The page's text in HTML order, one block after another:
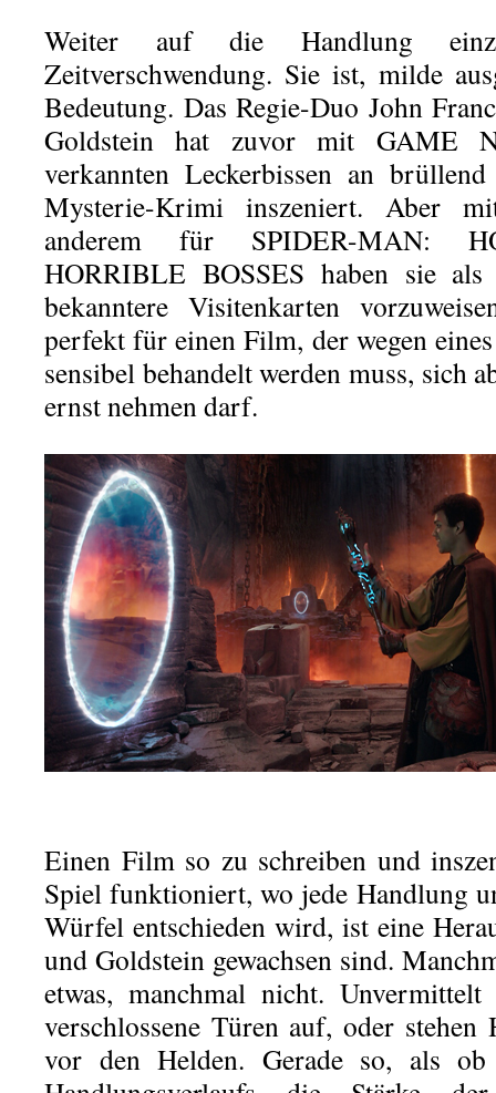
Weiter auf die Handlung
Zeitverschwendung. Sie ist, milde
Bedeutung. Das Regie-Duo John
Goldstein hat zuvor mit GAME
verkannten Leckerbissen an
Mysterie-Krimi inszeniert. Aber
anderem für SPIDER-MAN:
HORRIBLE BOSSES haben sie
bekanntere Visitenkarten
perfekt für einen Film, der wegen
sensibel behandelt werden muss, sich
ernst nehmen darf.
Einen Film so zu schreiben und
Spiel funktioniert, wo jede Handlung
Würfel entschieden wird, ist eine
und Goldstein gewachsen sind.
etwas, manchmal nicht.
verschlossene Türen auf, oder
vor den Helden. Gerade so, als